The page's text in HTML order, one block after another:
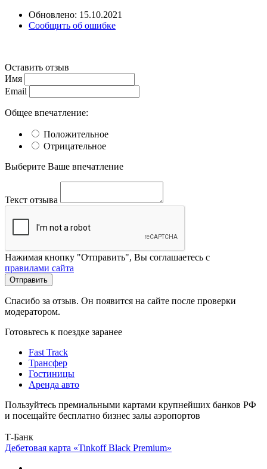
Обновлено: 15.10.2021
Сообщить об ошибке
Оставить отзыв
Имя
Email
Общее впечатление:
Положительное
Отрицательное
Выберите Ваше впечатление
Текст отзыва
Нажимая кнопку "Отправить", Вы соглашаетесь с
правилами сайта
Отправить
Спасибо за отзыв. Он появится на сайте после проверки
модератором.
Готовьтесь к поездке заранее
Fast Track
Трансфер
Гостиницы
Аренда авто
Пользуйтесь премиальными картами крупнейших банков РФ
и посещайте бесплатно бизнес залы аэропортов
Т-Банк
Дебетовая карта «Tinkoff Black Premium»